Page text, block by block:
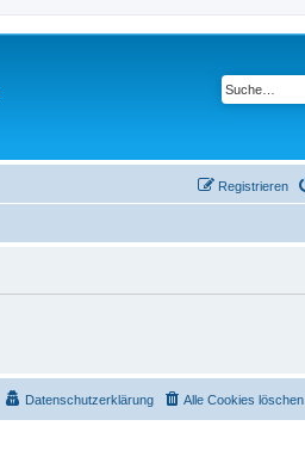
Registrieren
Alle Cookies löschen
Datenschutzerklärung